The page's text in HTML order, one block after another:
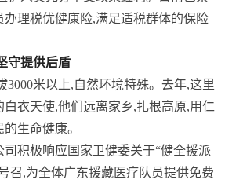
办理税优健康险,满足适税群体的保险
守提供后盾
3000米以上,自然环境特殊。去年,这里
衣天使,他们远离家乡,扎根高原,用仁
生命健康。
司积极响应国家卫健委关于“健全援派
召,为全体广东援藏医疗队员提供免费